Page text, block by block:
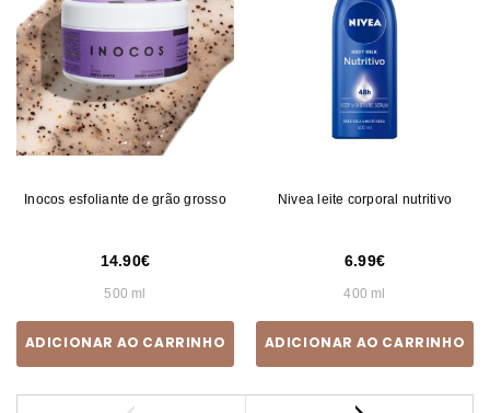
Inocos esfoliante de grão grosso
14.90
500 ml
ADICIONAR AO CARRINHO
Nivea leite corporal nutritivo
6.99
400 ml
ADICIONAR AO CARRINHO